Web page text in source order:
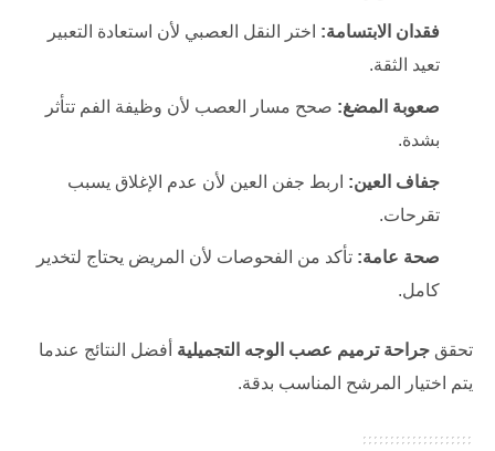
فقدان الابتسامة: اختر النقل العصبي لأن استعادة التعبير
تعيد الثقة.
صعوبة المضغ: صحح مسار العصب لأن وظيفة الفم تتأثر
بشدة.
جفاف العين: اربط جفن العين لأن عدم الإغلاق يسبب
تقرحات.
صحة عامة: تأكد من الفحوصات لأن المريض يحتاج لتخدير
كامل.
تحقق جراحة ترميم عصب الوجه التجميلية أفضل النتائج عندما
يتم اختيار المرشح المناسب بدقة.